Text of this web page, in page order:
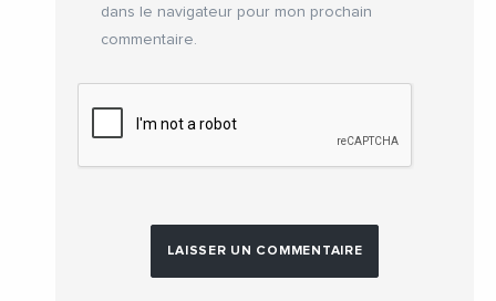
dans le navigateur pour mon prochain
commentaire.